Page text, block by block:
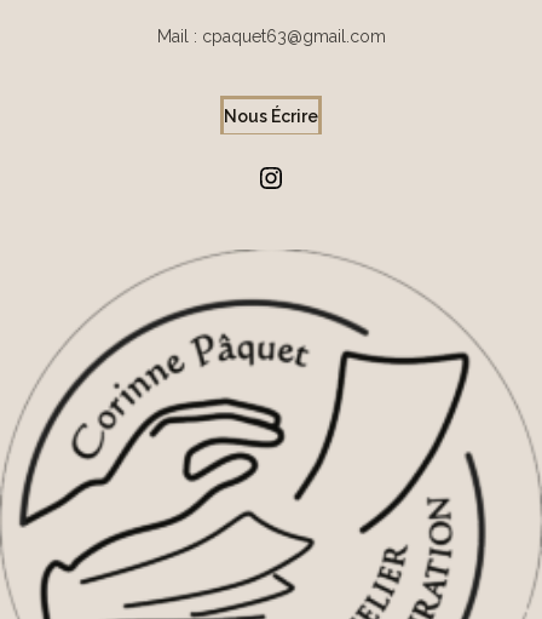
Mail : cpaquet63@gmail.com
Nous Écrire